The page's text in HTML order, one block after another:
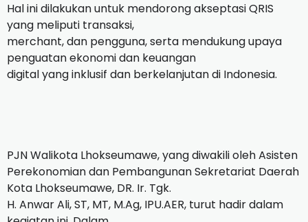
Hal ini dilakukan untuk mendorong akseptasi QRIS
yang meliputi transaksi,
merchant, dan pengguna, serta mendukung upaya
penguatan ekonomi dan keuangan
digital yang inklusif dan berkelanjutan di Indonesia.
PJN Walikota Lhokseumawe, yang diwakili oleh Asisten
Perekonomian dan Pembangunan Sekretariat Daerah
Kota Lhokseumawe, DR. Ir. Tgk.
H. Anwar Ali, ST, MT, M.Ag, IPU.AER, turut hadir dalam